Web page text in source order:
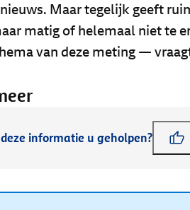
Maar tegelijk geeft
matig of helemaal niet te
van deze meting —
informatie u geholpen?